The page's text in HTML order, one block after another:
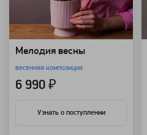
Мелодия весны
весенняя композиция
6 990 ₽
Узнать о поступлении